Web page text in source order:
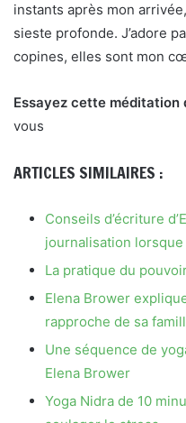
instants après mon
sieste profonde. J’adore
copines, elles sont mon
Essayez cette méditation
vous
ARTICLES SIMILAIRES :
Conseils d’écriture
journalisation
La pratique du
Elena Brower
rapproche de sa
Une séquence de
Elena Brower
Yoga Nidra de 10